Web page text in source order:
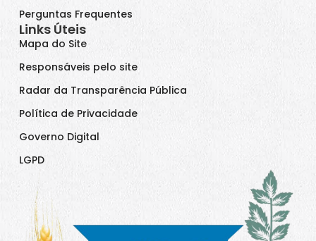
Perguntas Frequentes
Links Úteis
Mapa do Site
Responsáveis pelo site
Radar da Transparência Pública
Política de Privacidade
Governo Digital
LGPD